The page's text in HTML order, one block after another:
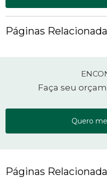
Páginas
Faça seu
Quero
Páginas